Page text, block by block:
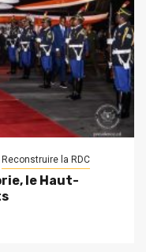
Reconstruire la RDC
le Haut-